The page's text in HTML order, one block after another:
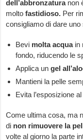
dell’abbronzaturanon
moltofastidioso. Per
consigliamo di dare
Bevi molta acquain
fondo, riducendo le
Applica un gel
Mantieni la pelle
Evita l’esposizione
Come ultima cosa, ma
di non rimuovere la
volte al giorno la parte